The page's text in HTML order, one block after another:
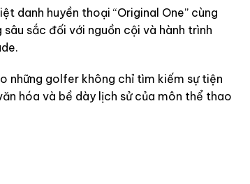
danh huyền thoại “Original One” cùng
sắc đối với nguồn cội và hành trình
những golfer không chỉ tìm kiếm sự tiện
hóa và bề dày lịch sử của môn thể thao